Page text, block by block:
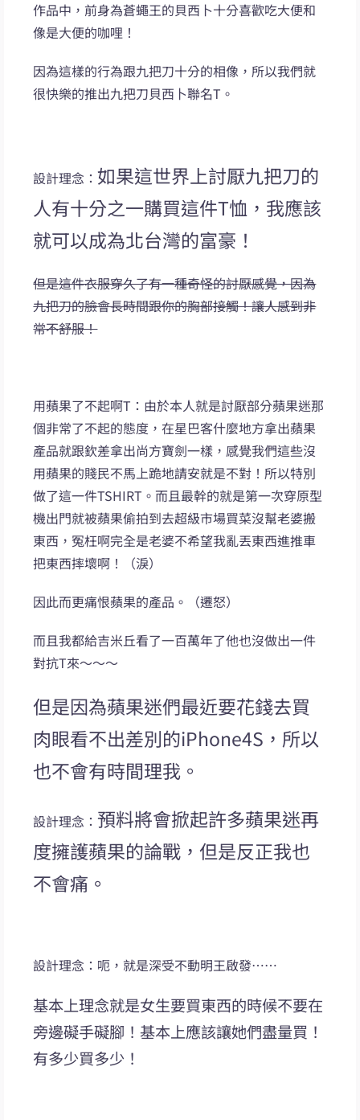
作品中，前身為蒼蠅王的貝西卜十分喜歡吃大便和
像是大便的咖哩！
因為這樣的行為跟九把刀十分的相像，所以我們就
很快樂的推出九把刀貝西卜聯名T。
設計理念：如果這世界上討厭九把刀的
人有十分之一購買這件T恤，我應該
就可以成為北台灣的富豪！
但是這件衣服穿久了有一種奇怪的討厭感覺，因為
九把刀的臉會長時間跟你的胸部接觸！讓人感到非
常不舒服！
用蘋果了不起啊T：由於本人就是討厭部分蘋果迷那
個非常了不起的態度，在星巴客什麼地方拿出蘋果
產品就跟欽差拿出尚方寶劍一樣，感覺我們這些沒
用蘋果的賤民不馬上跪地請安就是不對！所以特別
做了這一件TSHIRT。而且最幹的就是第一次穿原型
機出門就被蘋果偷拍到去超級市場買菜沒幫老婆搬
東西，冤枉啊完全是老婆不希望我亂丟東西進推車
把東西摔壞啊！（淚）
因此而更痛恨蘋果的產品。（遷怒）
而且我都給吉米丘看了一百萬年了他也沒做出一件
對抗T來～～～
但是因為蘋果迷們最近要花錢去買
肉眼看不出差別的iPhone4S，所以
也不會有時間理我。
設計理念： 預料將會掀起許多蘋果迷再
度擁護蘋果的論戰，但是反正我也
不會痛。
設計理念：呃，就是深受不動明王啟發……
基本上理念就是女生要買東西的時候不要在
旁邊礙手礙腳！基本上應該讓她們盡量買！
有多少買多少！